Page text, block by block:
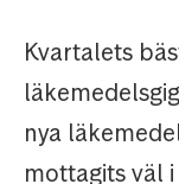
Kvartalets
nya
mottagits väl